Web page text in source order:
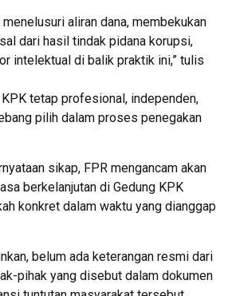
aliran dana, membekukan
dari hasil tindak pidana korupsi,
intelektual di balik praktik ini,” tulis
tetap profesional, independen,
pilih dalam proses penegakan
sikap, FPR mengancam akan
berkelanjutan di Gedung KPK
konkret dalam waktu yang dianggap
belum ada keterangan resmi dari
pihak yang disebut dalam dokumen